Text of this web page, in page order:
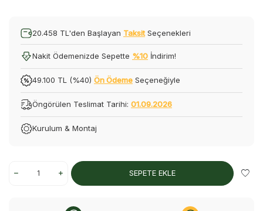
20.458 TL'den Başlayan Taksit Seçenekleri
Nakit Ödemenizde Sepette %10 İndirim!
49.100 TL (%40) Ön Ödeme Seçeneğiyle
Öngörülen Teslimat Tarihi: 01.09.2026
Kurulum & Montaj
SEPETE EKLE